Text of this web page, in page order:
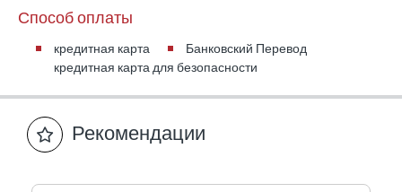
Способ оплаты
кредитная карта
Банковский Перевод
кредитная карта для безопасности
Рекомендации